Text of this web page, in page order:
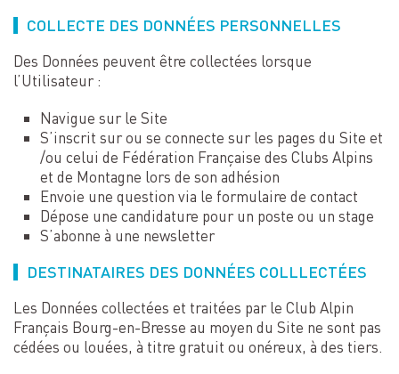
COLLECTE DES DONNÉES PERSONNELLES
Des Données peuvent être collectées lorsque
l’Utilisateur :
Navigue sur le Site
S’inscrit sur ou se connecte sur les pages du Site et
/ou celui de Fédération Française des Clubs Alpins
et de Montagne lors de son adhésion
Envoie une question via le formulaire de contact
Dépose une candidature pour un poste ou un stage
S’abonne à une newsletter
DESTINATAIRES DES DONNÉES COLLLECTÉES
Les Données collectées et traitées par le Club Alpin
Français Bourg-en-Bresse au moyen du Site ne sont pas
cédées ou louées, à titre gratuit ou onéreux, à des tiers.